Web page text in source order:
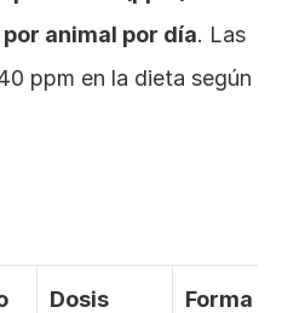
animal por día. Las
ppm en la dieta según
Dosis
Forma